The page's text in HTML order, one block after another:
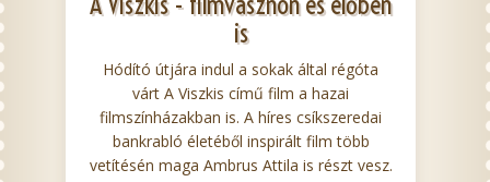
is
Hódító útjára indul a sokak által régóta
várt A Viszkis című film a hazai
filmszínházakban is. A híres csíkszeredai
bankrabló életéből inspirált film több
vetítésén maga Ambrus Attila is részt vesz.